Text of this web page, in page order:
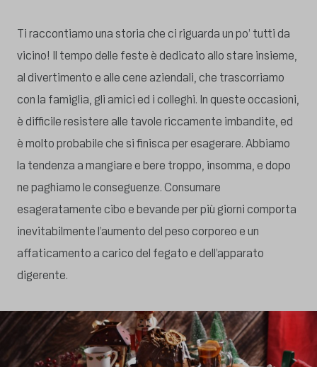
Ti raccontiamo una storia che ci riguarda un po’ tutti da
vicino! Il tempo delle feste è dedicato allo stare insieme,
al divertimento e alle cene aziendali, che trascorriamo
con la famiglia, gli amici ed i colleghi. In queste occasioni,
è difficile resistere alle tavole riccamente imbandite, ed
è molto probabile che si finisca per esagerare. Abbiamo
la tendenza a mangiare e bere troppo, insomma, e dopo
ne paghiamo le conseguenze. Consumare
esageratamente cibo e bevande per più giorni comporta
inevitabilmente l’aumento del peso corporeo e un
affaticamento a carico del fegato e dell’apparato
digerente.